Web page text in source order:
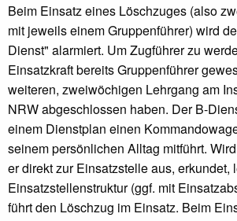
Beim Einsatz eines Löschzuges (also
mit jeweils einem Gruppenführer) wird
Dienst" alarmiert. Um Zugführer zu
Einsatzkraft bereits Gruppenführer
weiteren, zweiwöchigen Lehrgang am
NRW abgeschlossen haben. Der B-
einem Dienstplan einen
seinem persönlichen Alltag mitführt.
er direkt zur Einsatzstelle aus, erkundet,
Einsatzstellenstruktur (ggf. mit
führt den Löschzug im Einsatz. Beim